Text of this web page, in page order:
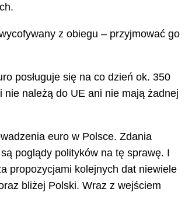
z obiegu – przyjmować go
posługuje się na co dzień ok. 350
należą do UE ani nie mają żadnej
euro w Polsce. Zdania
poglądy polityków na tę sprawę. I
propozycjami kolejnych dat niewiele
bliżej Polski. Wraz z wejściem